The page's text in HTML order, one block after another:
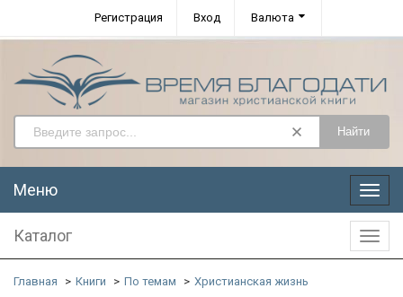
Регистрация Вход Валюта
Найти
Меню
Меню
Каталог
Главная Книги По темам Христианская жизнь